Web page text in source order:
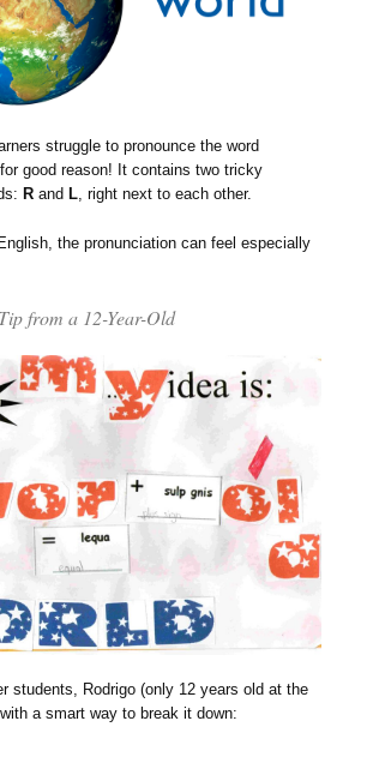
struggle to pronounce the word
good reason! It contains two tricky
R and L , right next to each other.
the pronunciation can feel especially
from a 12-Year-Old
students, Rodrigo (only 12 years old at the
a smart way to break it down: